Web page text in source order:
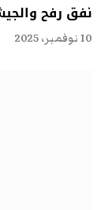
نفق رفح
10 نوفمبر، 2025